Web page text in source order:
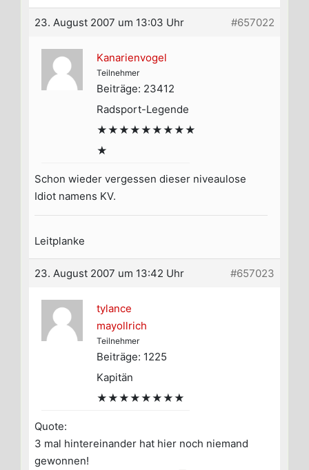
23. August 2007 um 13:03 Uhr #657022
Kanarienvogel
Teilnehmer
Beiträge: 23412
Radsport-Legende
★★★★★★★★★
★
Schon wieder vergessen dieser niveaulose
Idiot namens KV.
Leitplanke
23. August 2007 um 13:42 Uhr #657023
tylance
mayollrich
Teilnehmer
Beiträge: 1225
Kapitän
★★★★★★★★
Quote:
3 mal hintereinander hat hier noch niemand
gewonnen!